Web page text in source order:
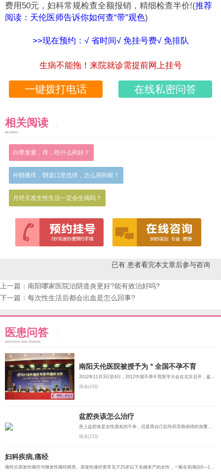
费用50元，妇科常规检查全额报销，精细检查半价!(推荐
阅读： 天伦医师告诉你如何查“带”观色)
>>现在预约：√ 省时间√ 免挂号费√ 免排队
生病不能拖！来院就诊需提前网上挂号
一键拨打电话 在线私密问答
相关阅读
READING
白带发黄，痒，吃什么药好？
外阴瘙痒，阴道口里也痒，怎么用药呢？
月经天发生性生活一定会生病吗？
已有 患者看完本文章后参与咨询
上一篇： 南阳哪家医院治阴道炎更好?能有效治好吗?
下一篇： 每次性生活后都会出血是怎么回事?
医患问答
QUESTION AND ANSWER
南阳天伦医院被授予为＂全国不孕不育
2012年11月3日至4日，2012中国不孕不育医学大会在北京召开，鉴于天伦医院在豫西南地区不孕不育诊疗领域取得...
阅读(436)
盆腔炎该怎么治疗
患上盆腔炎是女性朋友的不幸，但是再自己乱吃药导致病情的加重那更是不幸，因此不要陷入妇科感染性疾病的治...
阅读(153)
妇科疾病,痛经
痛经分原发性痛经与继发性痛经两类。原发性痛经更常见于25岁以下未婚未产的女性，一般在初潮后6—12个月发...